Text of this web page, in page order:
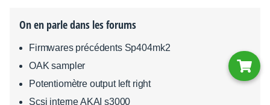
On en parle dans les forums
Firmwares précédents Sp404mk2
OAK sampler
Potentiomètre output left right
Scsi interne AKAI s3000